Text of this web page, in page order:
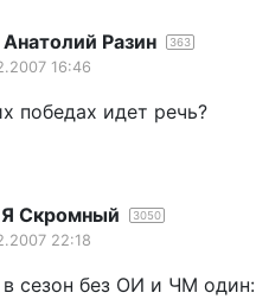
Анатолий Разин 363
16:46
победах идет речь?
Я Скромный 3050
22:18
сезон без ОИ и ЧМ один: